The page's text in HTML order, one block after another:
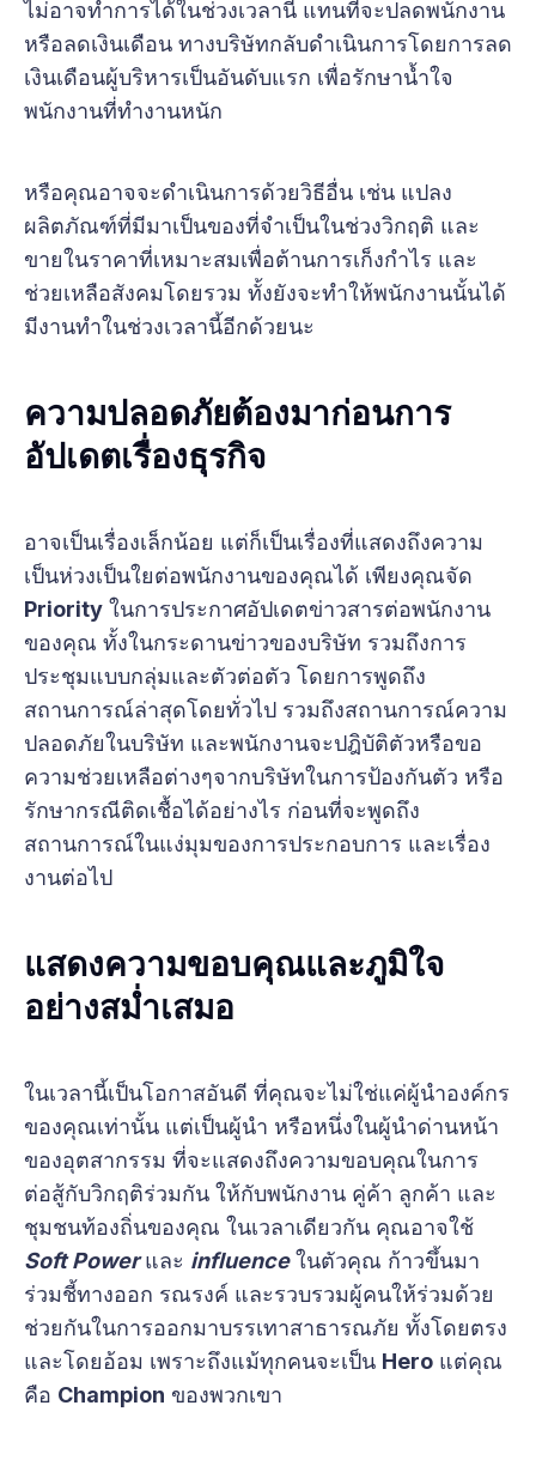
ไม่อาจทำการได้ในช่วงเวลานี้ แทนที่จะปลดพนักงาน
หรือลดเงินเดือน ทางบริษัทกลับดำเนินการโดยการลด
เงินเดือนผู้บริหารเป็นอันดับแรก เพื่อรักษาน้ำใจ
พนักงานที่ทำงานหนัก
หรือคุณอาจจะดำเนินการด้วยวิธีอื่น เช่น แปลง
ผลิตภัณฑ์ที่มีมาเป็นของที่จำเป็นในช่วงวิกฤติ และ
ขายในราคาที่เหมาะสมเพื่อต้านการเก็งกำไร และ
ช่วยเหลือสังคมโดยรวม ทั้งยังจะทำให้พนักงานนั้นได้
มีงานทำในช่วงเวลานี้อีกด้วยนะ
ความปลอดภัยต้องมาก่อนการ
อัปเดตเรื่องธุรกิจ
อาจเป็นเรื่องเล็กน้อย แต่ก็เป็นเรื่องที่แสดงถึงความ
เป็นห่วงเป็นใยต่อพนักงานของคุณได้ เพียงคุณจัด
Priority ในการประกาศอัปเดตข่าวสารต่อพนักงาน
ของคุณ ทั้งในกระดานข่าวของบริษัท รวมถึงการ
ประชุมแบบกลุ่มและตัวต่อตัว โดยการพูดถึง
สถานการณ์ล่าสุดโดยทั่วไป รวมถึงสถานการณ์ความ
ปลอดภัยในบริษัท และพนักงานจะปฎิบัติตัวหรือขอ
ความช่วยเหลือต่างๆจากบริษัทในการป้องกันตัว หรือ
รักษากรณีติดเชื้อได้อย่างไร ก่อนที่จะพูดถึง
สถานการณ์ในแง่มุมของการประกอบการ และเรื่อง
งานต่อไป
แสดงความขอบคุณและภูมิใจ
อย่างสม่ำเสมอ
ในเวลานี้เป็นโอกาสอันดี ที่คุณจะไม่ใช่แค่ผู้นำองค์กร
ของคุณเท่านั้น แต่เป็นผู้นำ หรือหนึ่งในผู้นำด่านหน้า
ของอุตสากรรม ที่จะแสดงถึงความขอบคุณในการ
ต่อสู้กับวิกฤติร่วมกัน ให้กับพนักงาน คู่ค้า ลูกค้า และ
ชุมชนท้องถิ่นของคุณ ในเวลาเดียวกัน คุณอาจใช้
Soft Powerและ influenceในตัวคุณ ก้าวขึ้นมา
ร่วมชี้ทางออก รณรงค์ และรวบรวมผู้คนให้ร่วมด้วย
ช่วยกันในการออกมาบรรเทาสาธารณภัย ทั้งโดยตรง
และโดยอ้อม เพราะถึงแม้ทุกคนจะเป็น Hero แต่คุณ
คือ Champion ของพวกเขา